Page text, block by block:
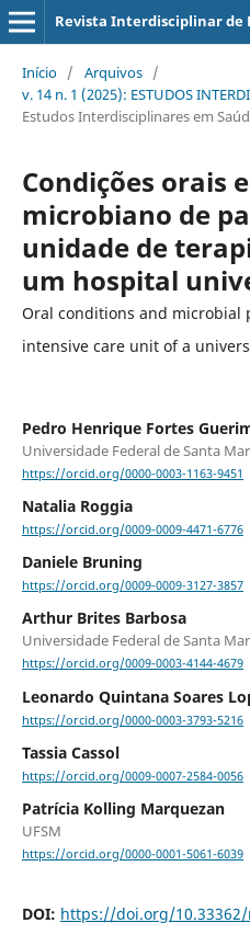
Revista Interdisciplinar de
Início / Arquivos /
v. 14 n. 1 (2025): ESTUDOS
Estudos Interdisciplinares em
Condições orais
microbiano de
unidade de
um hospital
Oral conditions and
intensive care unit of a
Pedro Henrique Fortes
Universidade Federal de Santa
https://orcid.org/0000-0003-1163-9451
Natalia Roggia
https://orcid.org/0009-0009-4471-6776
Daniele Bruning
https://orcid.org/0009-0009-3127-3857
Arthur Brites Barbosa
Universidade Federal de Santa
https://orcid.org/0009-0003-4144-4679
Leonardo Quintana Soares
https://orcid.org/0000-0003-3793-5216
Tassia Cassol
https://orcid.org/0009-0007-2584-0056
Patrícia Kolling Marquezan
UFSM
https://orcid.org/0000-0001-5061-6039
DOI: https://doi.org/10.33362/